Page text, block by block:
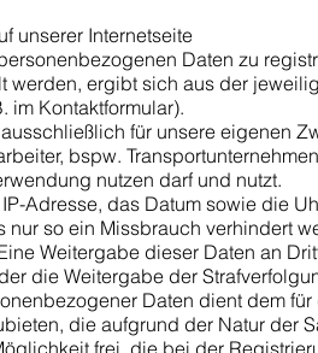
unserer Internetseite
Daten zu
werden, ergibt sich aus der
im Kontaktformular).
für unsere eigenen
bspw.
nutzen darf und nutzt.
Adresse, das Datum sowie die
so ein Missbrauch verhindert
Weitergabe dieser Daten an
die Weitergabe der
Daten dient dem
die aufgrund der Natur der
frei, die bei der